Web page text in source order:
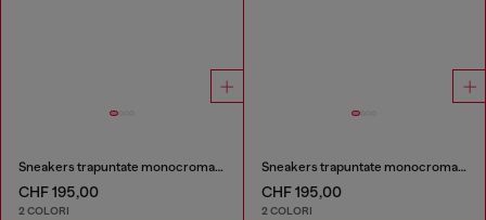
Sneakers trapuntate monocromatiche
CHF 195,00
2 COLORI
Sneakers trapuntate monocromatiche
CHF 195,00
2 COLORI